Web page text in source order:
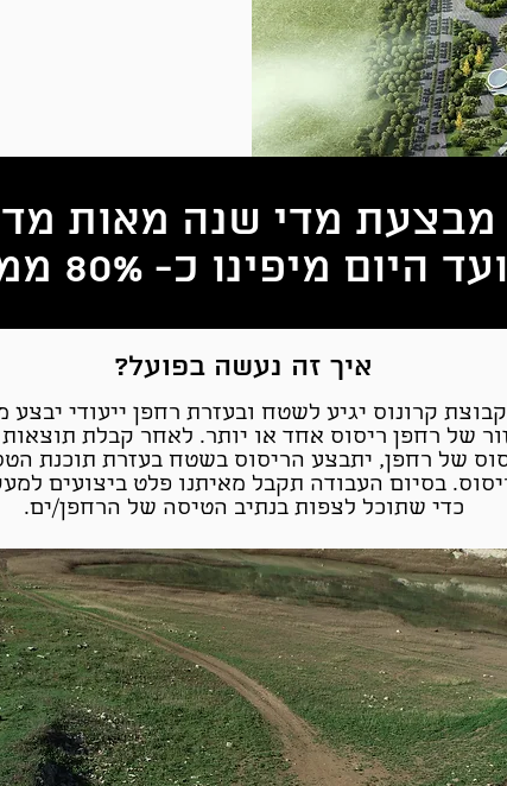
מדי שנה מאות
כ- 80% ממדינת ישראל.
איך זה נעשה בפועל?
קרונוס יגיע לשטח ובעזרת רחפן ייעודי יבצע
של רחפן ריסוס אחד או יותר. לאחר קבלת תוצאות
של רחפן, יתבצע הריסוס בשטח בעזרת תוכנת
בסיום העבודה תקבל מאיתנו פלט ביצועים
כדי שתוכל לצפות בנתיב הטיסה של הרחפן/ים.